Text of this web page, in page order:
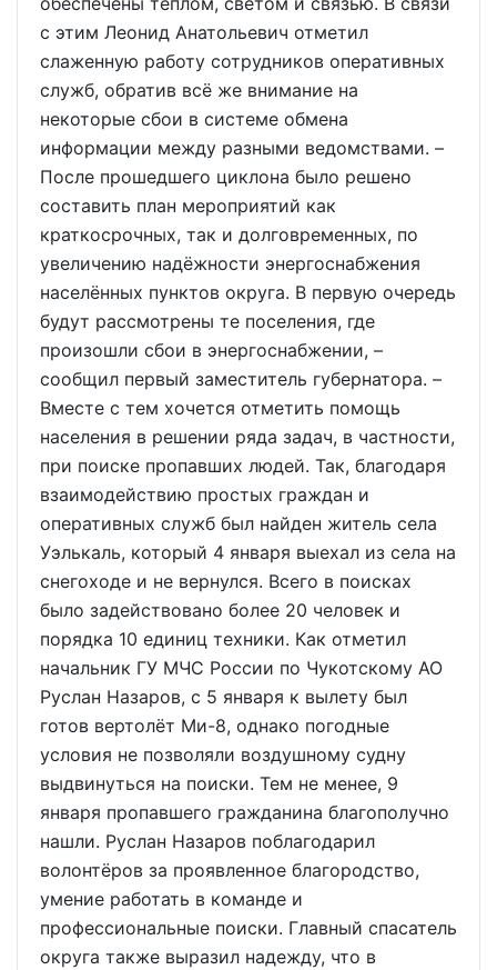
с этим Леонид Анатольевич отметил
слаженную работу сотрудников оперативных
служб, обратив всё же внимание на
некоторые сбои в системе обмена
информации между разными ведомствами. –
После прошедшего циклона было решено
составить план мероприятий как
краткосрочных, так и долговременных, по
увеличению надёжности энергоснабжения
населённых пунктов округа. В первую очередь
будут рассмотрены те поселения, где
произошли сбои в энергоснабжении, –
сообщил первый заместитель губернатора. –
Вместе с тем хочется отметить помощь
населения в решении ряда задач, в частности,
при поиске пропавших людей. Так, благодаря
взаимодействию простых граждан и
оперативных служб был найден житель села
Уэлькаль, который 4 января выехал из села на
снегоходе и не вернулся. Всего в поисках
было задействовано более 20 человек и
порядка 10 единиц техники. Как отметил
начальник ГУ МЧС России по Чукотскому АО
Руслан Назаров, с 5 января к вылету был
готов вертолёт Ми-8, однако погодные
условия не позволяли воздушному судну
выдвинуться на поиски. Тем не менее, 9
января пропавшего гражданина благополучно
нашли. Руслан Назаров поблагодарил
волонтёров за проявленное благородство,
умение работать в команде и
профессиональные поиски. Главный спасатель
округа также выразил надежду, что в